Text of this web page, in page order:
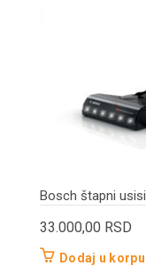
Bosch štapni
33.000,00 RSD
Dodaj u korpu